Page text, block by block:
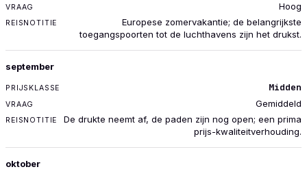
Hoog
Europese zomervakantie; de belangrijkste
toegangspoorten tot de luchthavens zijn het drukst.
september
Midden
Gemiddeld
De drukte neemt af, de paden zijn nog open; een prima
prijs-kwaliteitverhouding.
oktober